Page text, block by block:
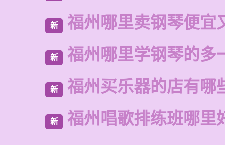
新 福州哪里卖钢琴便宜
新 福州哪里学钢琴的多
新 福州买乐器的店有哪
新 福州唱歌排练班哪里